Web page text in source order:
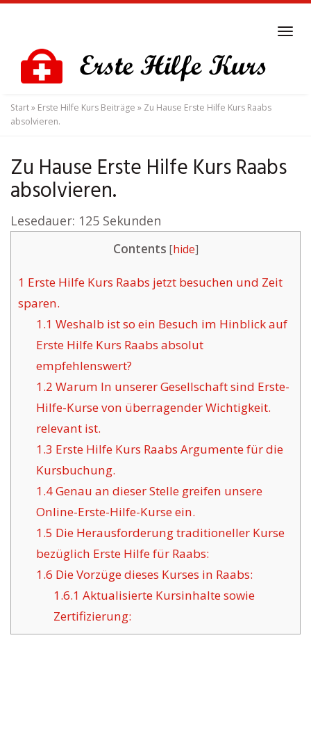
content
Start» Erste Hilfe Kurs Beiträge » Zu Hause Erste Hilfe Kurs Raabs
absolvieren.
Zu Hause Erste Hilfe Kurs Raabs
absolvieren.
Lesedauer: 125 Sekunden
Contents [hide]
1 Erste Hilfe Kurs Raabs jetzt besuchen und Zeit
sparen.
1.1 Weshalb ist so ein Besuch im Hinblick auf
Erste Hilfe Kurs Raabs absolut
empfehlenswert?
1.2 Warum In unserer Gesellschaft sind Erste-
Hilfe-Kurse von überragender Wichtigkeit.
relevant ist.
1.3 Erste Hilfe Kurs Raabs Argumente für die
Kursbuchung.
1.4Genau an dieser Stelle greifen unsere
Online-Erste-Hilfe-Kurse ein.
1.5 Die Herausforderung traditioneller Kurse
bezüglich Erste Hilfe für Raabs:
1.6 Die Vorzüge dieses Kurses in Raabs:
1.6.1 Aktualisierte Kursinhalte sowie
Zertifizierung: